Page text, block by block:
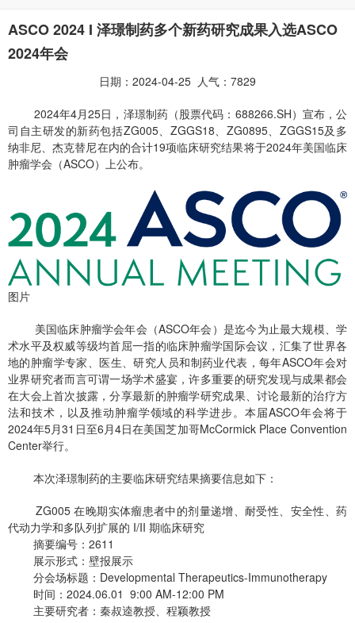
ASCO 2024 I 泽璟制药多个新药研究成果入选ASCO
2024年会
日期：2024-04-25 人气：7829
2024年4月25日，泽璟制药（股票代码：688266.SH）宣布，公
司自主研发的新药包括ZG005、ZGGS18、ZG0895、ZGGS15及多
纳非尼、杰克替尼在内的合计19项临床研究结果将于2024年美国临床
肿瘤学会（ASCO）上公布。
图片
美国临床肿瘤学会年会（ASCO年会）是迄今为止最大规模、学
术水平及权威等级均首屈一指的临床肿瘤学国际会议，汇集了世界各
地的肿瘤学专家、医生、研究人员和制药业代表，每年ASCO年会对
业界研究者而言可谓一场学术盛宴，许多重要的研究发现与成果都会
在大会上首次披露，分享最新的肿瘤学研究成果、讨论最新的治疗方
法和技术，以及推动肿瘤学领域的科学进步。本届ASCO年会将于
2024年5月31日至6月4日在美国芝加哥McCormick Place Convention
Center举行。
本次泽璟制药的主要临床研究结果摘要信息如下：
ZG005 在晚期实体瘤患者中的剂量递增、耐受性、安全性、药
代动力学和多队列扩展的 I/II 期临床研究
摘要编号：2611
展示形式：壁报展示
分会场标题：Developmental Therapeutics-Immunotherapy
时间：2024.06.01 9:00 AM-12:00 PM
主要研究者：秦叔逵教授、程颖教授